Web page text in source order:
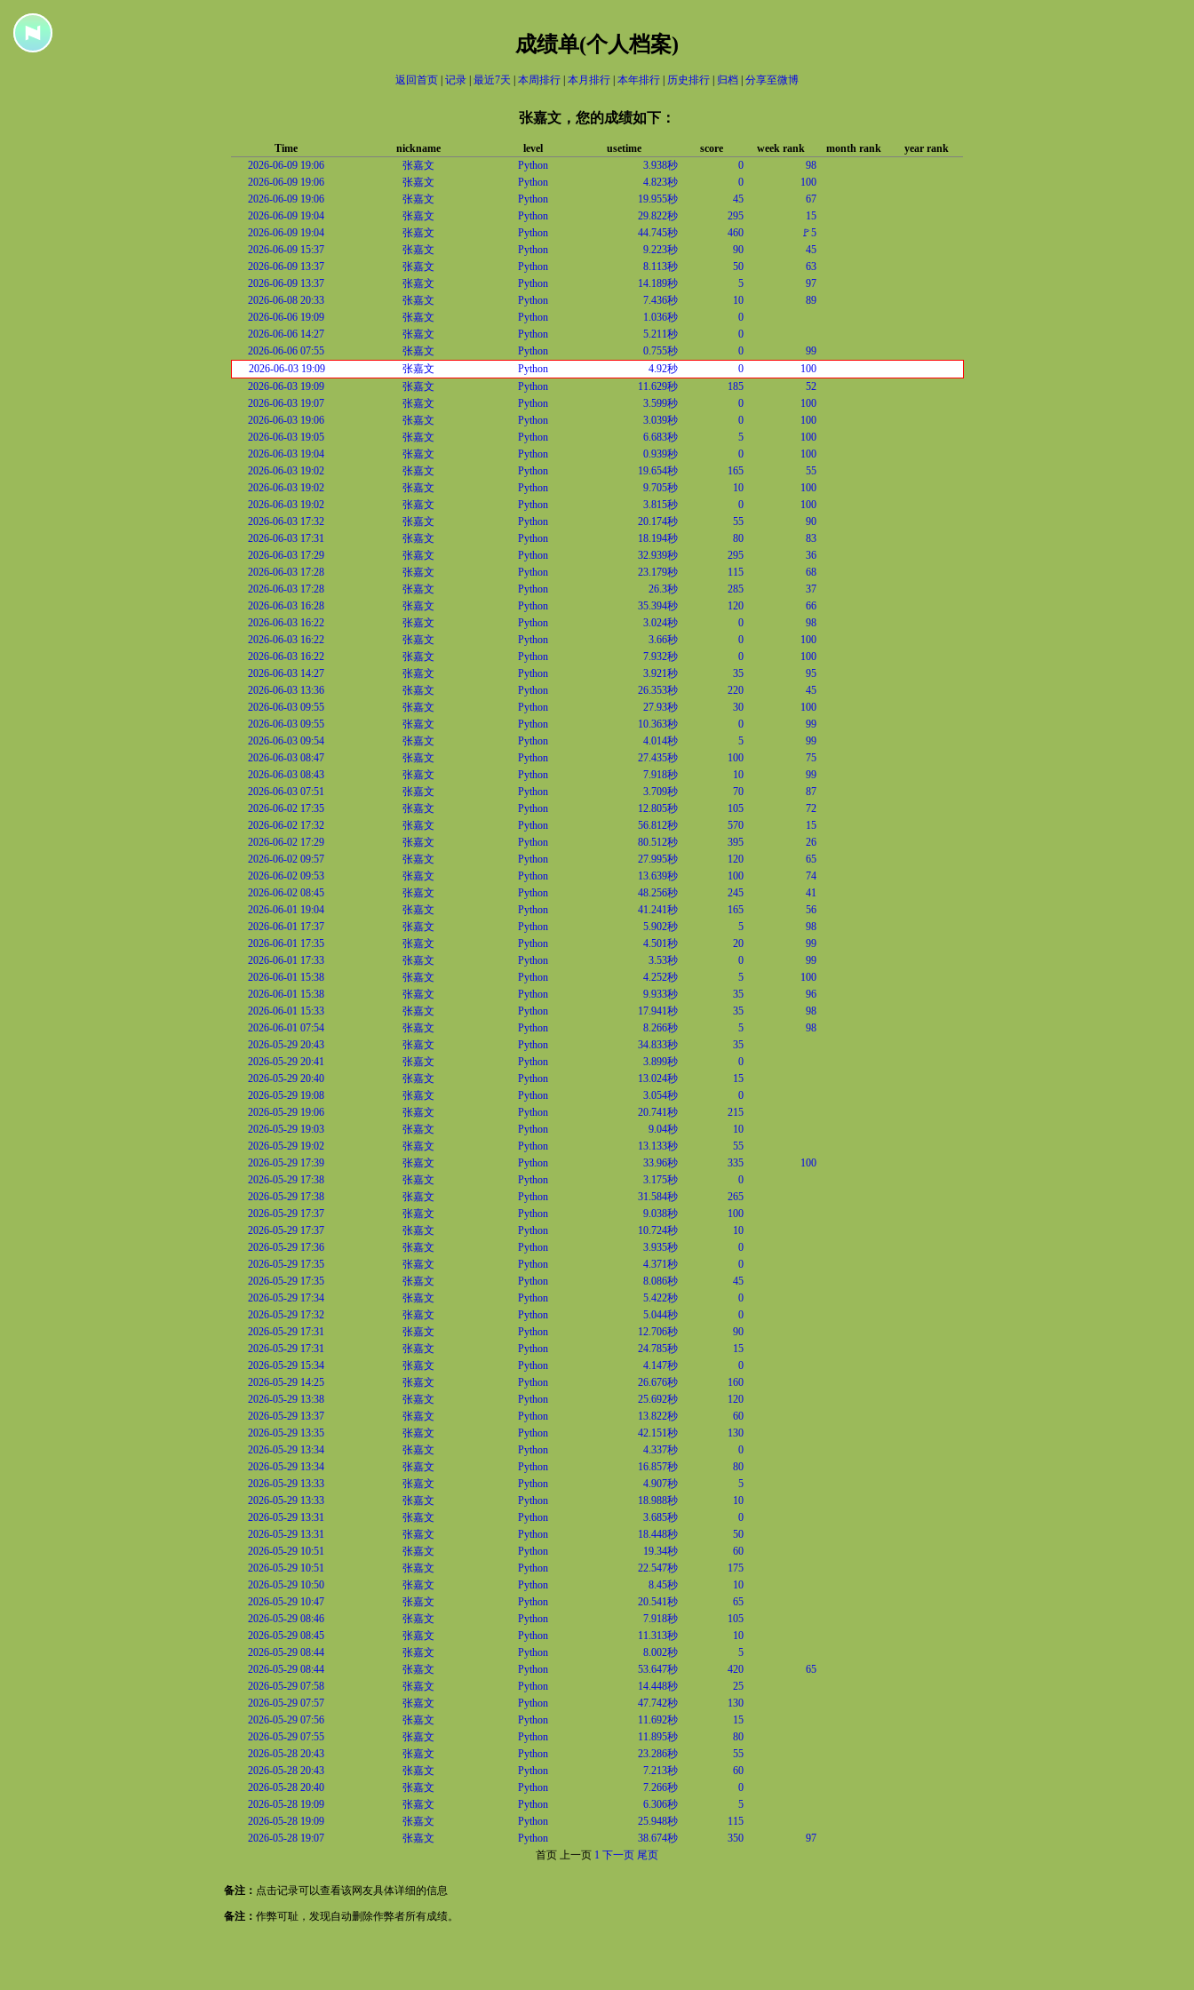
成绩单(个人档案)
返回首页 记录 最近7天 本周排行 本月排行 本年排行 历史排行 归档 分享至微博
张嘉文，您的成绩如下：
Time nickname level usetime score week rank month rank
year rank
2026-06-09 19:06
张嘉文 Python 3.938秒 0
98
2026-06-09 19:06
张嘉文 Python 4.823秒 0
100
2026-06-09 19:06
张嘉文 Python 19.955秒 45
67
2026-06-09 19:04
张嘉文 Python 29.822秒 295
15
2026-06-09 19:04
张嘉文 Python 44.745秒 460
🚩5
2026-06-09 15:37
张嘉文 Python 9.223秒 90
45
2026-06-09 13:37
张嘉文 Python 8.113秒 50
63
2026-06-09 13:37
张嘉文 Python 14.189秒 5
97
2026-06-08 20:33
张嘉文 Python 7.436秒 10
89
2026-06-06 19:09
张嘉文 Python 1.036秒
0
2026-06-06 14:27
张嘉文 Python 5.211秒
0
2026-06-06 07:55
张嘉文 Python 0.755秒 0
99
2026-06-03 19:09
张嘉文 Python 4.92秒 0
100
2026-06-03 19:09
张嘉文 Python 11.629秒 185
52
2026-06-03 19:07
张嘉文 Python 3.599秒 0
100
2026-06-03 19:06
张嘉文 Python 3.039秒 0
100
2026-06-03 19:05
张嘉文 Python 6.683秒 5
100
2026-06-03 19:04
张嘉文 Python 0.939秒 0
100
2026-06-03 19:02
张嘉文 Python 19.654秒 165
55
2026-06-03 19:02
张嘉文 Python 9.705秒 10
100
2026-06-03 19:02
张嘉文 Python 3.815秒 0
100
2026-06-03 17:32
张嘉文 Python 20.174秒 55
90
2026-06-03 17:31
张嘉文 Python 18.194秒 80
83
2026-06-03 17:29
张嘉文 Python 32.939秒 295
36
2026-06-03 17:28
张嘉文 Python 23.179秒 115
68
2026-06-03 17:28
张嘉文 Python 26.3秒 285
37
2026-06-03 16:28
张嘉文 Python 35.394秒 120
66
2026-06-03 16:22
张嘉文 Python 3.024秒 0
98
2026-06-03 16:22
张嘉文 Python 3.66秒 0
100
2026-06-03 16:22
张嘉文 Python 7.932秒 0
100
2026-06-03 14:27
张嘉文 Python 3.921秒 35
95
2026-06-03 13:36
张嘉文 Python 26.353秒 220
45
2026-06-03 09:55
张嘉文 Python 27.93秒 30
100
2026-06-03 09:55
张嘉文 Python 10.363秒 0
99
2026-06-03 09:54
张嘉文 Python 4.014秒 5
99
2026-06-03 08:47
张嘉文 Python 27.435秒 100
75
2026-06-03 08:43
张嘉文 Python 7.918秒 10
99
2026-06-03 07:51
张嘉文 Python 3.709秒 70
87
2026-06-02 17:35
张嘉文 Python 12.805秒 105
72
2026-06-02 17:32
张嘉文 Python 56.812秒 570
15
2026-06-02 17:29
张嘉文 Python 80.512秒 395
26
2026-06-02 09:57
张嘉文 Python 27.995秒 120
65
2026-06-02 09:53
张嘉文 Python 13.639秒 100
74
2026-06-02 08:45
张嘉文 Python 48.256秒 245
41
2026-06-01 19:04
张嘉文 Python 41.241秒 165
56
2026-06-01 17:37
张嘉文 Python 5.902秒 5
98
2026-06-01 17:35
张嘉文 Python 4.501秒 20
99
2026-06-01 17:33
张嘉文 Python 3.53秒 0
99
2026-06-01 15:38
张嘉文 Python 4.252秒 5
100
2026-06-01 15:38
张嘉文 Python 9.933秒 35
96
2026-06-01 15:33
张嘉文 Python 17.941秒 35
98
2026-06-01 07:54
张嘉文 Python 8.266秒 5
98
2026-05-29 20:43
张嘉文 Python 34.833秒
35
2026-05-29 20:41
张嘉文 Python 3.899秒
0
2026-05-29 20:40
张嘉文 Python 13.024秒
15
2026-05-29 19:08
张嘉文 Python 3.054秒
0
2026-05-29 19:06
张嘉文 Python 20.741秒
215
2026-05-29 19:03
张嘉文 Python 9.04秒
10
2026-05-29 19:02
张嘉文 Python 13.133秒
55
2026-05-29 17:39
张嘉文 Python 33.96秒 335
100
2026-05-29 17:38
张嘉文 Python 3.175秒
0
2026-05-29 17:38
张嘉文 Python 31.584秒
265
2026-05-29 17:37
张嘉文 Python 9.038秒
100
2026-05-29 17:37
张嘉文 Python 10.724秒
10
2026-05-29 17:36
张嘉文 Python 3.935秒
0
2026-05-29 17:35
张嘉文 Python 4.371秒
0
2026-05-29 17:35
张嘉文 Python 8.086秒
45
2026-05-29 17:34
张嘉文 Python 5.422秒
0
2026-05-29 17:32
张嘉文 Python 5.044秒
0
2026-05-29 17:31
张嘉文 Python 12.706秒
90
2026-05-29 17:31
张嘉文 Python 24.785秒
15
2026-05-29 15:34
张嘉文 Python 4.147秒
0
2026-05-29 14:25
张嘉文 Python 26.676秒
160
2026-05-29 13:38
张嘉文 Python 25.692秒
120
2026-05-29 13:37
张嘉文 Python 13.822秒
60
2026-05-29 13:35
张嘉文 Python 42.151秒
130
2026-05-29 13:34
张嘉文 Python 4.337秒
0
2026-05-29 13:34
张嘉文 Python 16.857秒
80
2026-05-29 13:33
张嘉文 Python 4.907秒
5
2026-05-29 13:33
张嘉文 Python 18.988秒
10
2026-05-29 13:31
张嘉文 Python 3.685秒
0
2026-05-29 13:31
张嘉文 Python 18.448秒
50
2026-05-29 10:51
张嘉文 Python 19.34秒
60
2026-05-29 10:51
张嘉文 Python 22.547秒
175
2026-05-29 10:50
张嘉文 Python 8.45秒
10
2026-05-29 10:47
张嘉文 Python 20.541秒
65
2026-05-29 08:46
张嘉文 Python 7.918秒
105
2026-05-29 08:45
张嘉文 Python 11.313秒
10
2026-05-29 08:44
张嘉文 Python 8.002秒
5
2026-05-29 08:44
张嘉文 Python 53.647秒 420
65
2026-05-29 07:58
张嘉文 Python 14.448秒
25
2026-05-29 07:57
张嘉文 Python 47.742秒
130
2026-05-29 07:56
张嘉文 Python 11.692秒
15
2026-05-29 07:55
张嘉文 Python 11.895秒
80
2026-05-28 20:43
张嘉文 Python 23.286秒
55
2026-05-28 20:43
张嘉文 Python 7.213秒
60
2026-05-28 20:40
张嘉文 Python 7.266秒
0
2026-05-28 19:09
张嘉文 Python 6.306秒
5
2026-05-28 19:09
张嘉文 Python 25.948秒
115
2026-05-28 19:07
张嘉文 Python 38.674秒 350
97
首页 上一页 1 下一页 尾页
备注： 点击记录可以查看该网友具体详细的信息
备注： 作弊可耻，发现自动删除作弊者所有成绩。